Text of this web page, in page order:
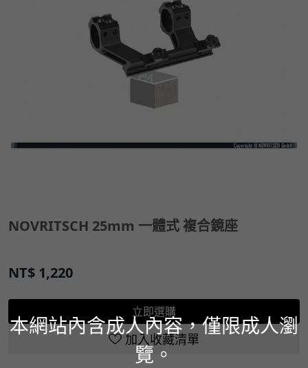
NOVRITSCH 25mm 一體式 複合鏡座
NT$ 1,220
立即選購
加入收藏清單
本網站內含成人內容，僅限成人瀏
覽。